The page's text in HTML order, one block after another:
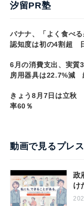
汐留PR塾
バナナ、「よく食べ
認知度は初の4割超
6月の消費支出、実
房用器具は22.7%減
きょう8月7日は立秋
率60％
動画で見るプレ
政
け